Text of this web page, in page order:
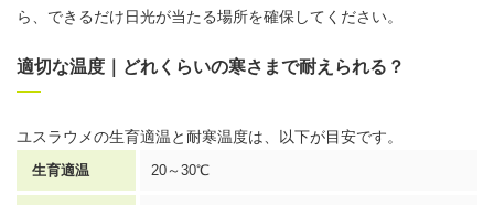
ら、できるだけ日光が当たる場所を確保してください。
適切な温度｜どれくらいの寒さまで耐えられる？
ユスラウメの生育適温と耐寒温度は、以下が目安です。
生育適温 20～30℃